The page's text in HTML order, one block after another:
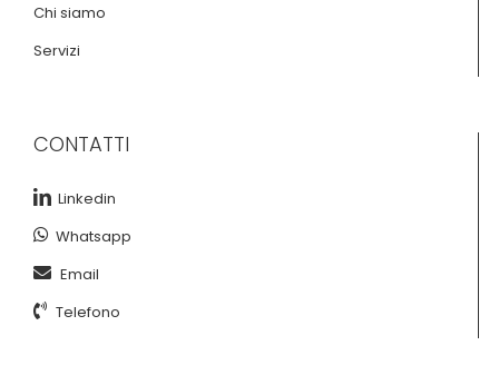
Chi siamo
Servizi
CONTATTI
Linkedin
Whatsapp
Email
Telefono